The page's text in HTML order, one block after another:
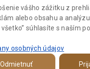
Pokladňa
vášho zážitku z
alebo obsahu a
súhlasíte s naším
osobných údajov
Odmietnuť